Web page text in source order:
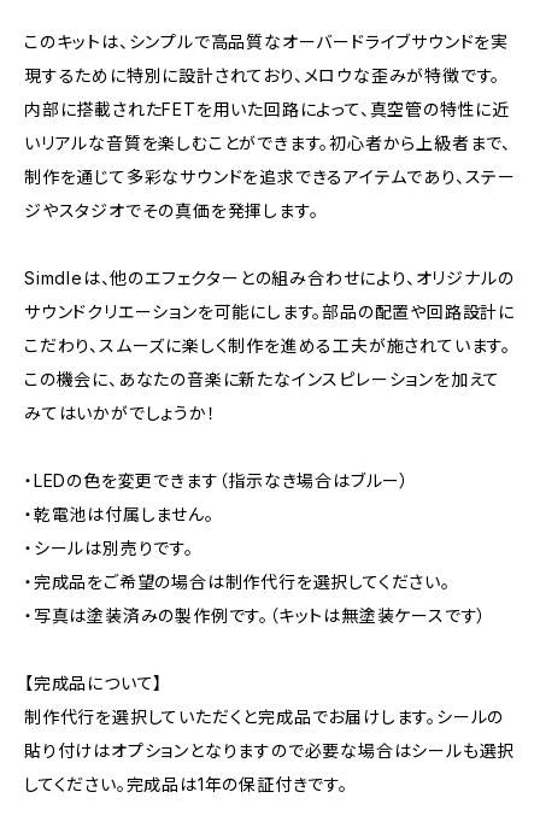
このキットは、シンプルで高品質なオーバードライブサウンドを実
現するために特別に設計されており、メロウな歪みが特徴です。
内部に搭載されたFETを用いた回路によって、真空管の特性に近
いリアルな音質を楽しむことができます。初心者から上級者まで、
制作を通じて多彩なサウンドを追求できるアイテムであり、ステー
ジやスタジオでその真価を発揮します。
Simdleは、他のエフェクターとの組み合わせにより、オリジナルの
サウンドクリエーションを可能にします。部品の配置や回路設計に
こだわり、スムーズに楽しく制作を進める工夫が施されています。
この機会に、あなたの音楽に新たなインスピレーションを加えて
みてはいかがでしょうか！
・LEDの色を変更できます（指示なき場合はブルー）
・乾電池は付属しません。
・シールは別売りです。
・完成品をご希望の場合は制作代行を選択してください。
・写真は塗装済みの製作例です。（キットは無塗装ケースです）
【完成品について】
制作代行を選択していただくと完成品でお届けします。シールの
貼り付けはオプションとなりますので必要な場合はシールも選択
してください。完成品は1年の保証付きです。